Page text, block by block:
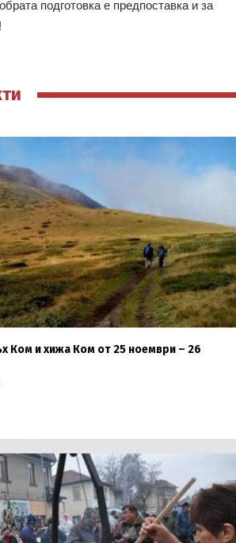
подготовка е предпоставка и за
Ком и хижа Ком от 25 ноември – 26